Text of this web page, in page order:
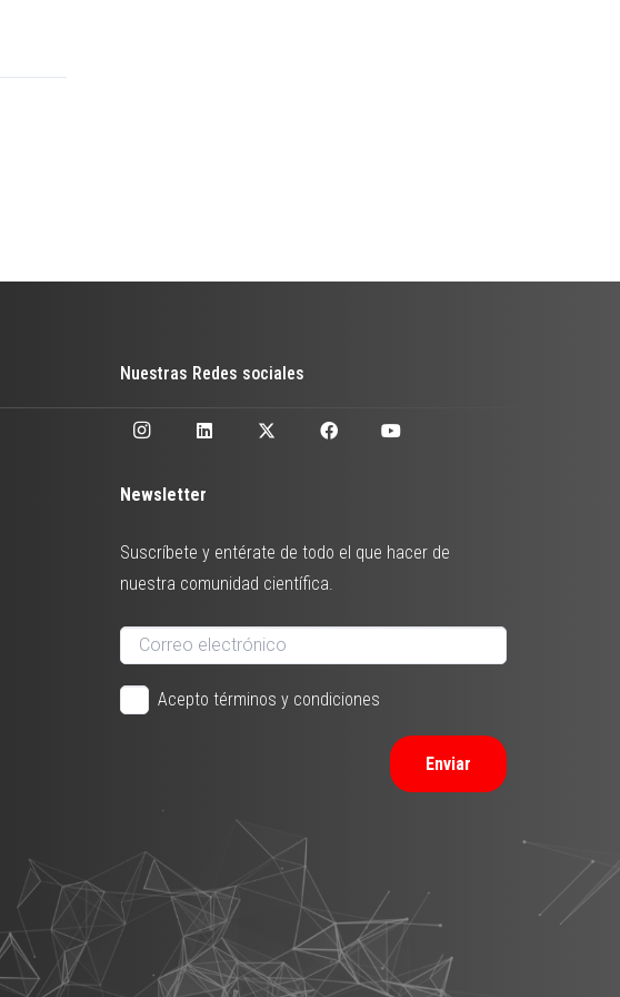
Nuestras Redes sociales
Newsletter
Suscríbete y entérate de todo el que hacer de
nuestra comunidad científica.
Acepto términos y condiciones
Enviar